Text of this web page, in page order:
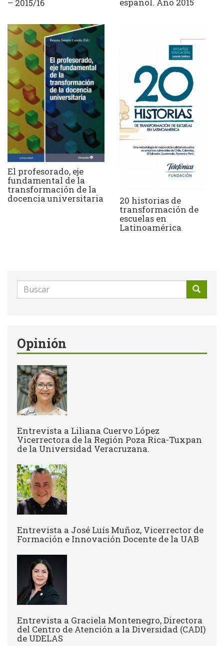
– 2015/16
El profesorado, eje
fundamental de la
transformación de la
docencia universitaria 20 historias de
transformación de
escuelas en
Latinoamérica
Formulario
de
Opinión
Entrevista a Liliana Cuervo López
Vicerrectora de la Región Poza Rica-Tuxpan
de la Universidad Veracruzana.
Entrevista a José Luís Muñoz, Vicerrector de
Formación e Innovación Docente de la UAB
Entrevista a Graciela Montenegro, Directora
del Centro de Atención a la Diversidad (CADI)
de UDELAS